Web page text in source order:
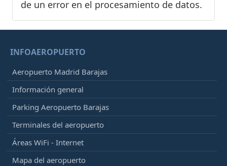
de un error en el procesamiento de datos.
INFOAEROPUERTO
Aeropuerto Madrid Barajas
Información general
Parking Aeropuerto Barajas
Terminales del aeropuerto
Áreas WiFi - Internet
Mapa del aeropuerto